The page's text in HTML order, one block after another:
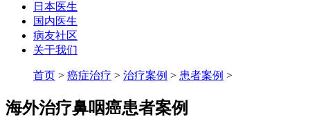
日本医生
国内医生
病友社区
关于我们
首页 > 癌症治疗 > 治疗案例 > 患者案例 >
海外治疗鼻咽癌患者案例